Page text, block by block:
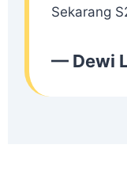
Sekarang
— Dewi